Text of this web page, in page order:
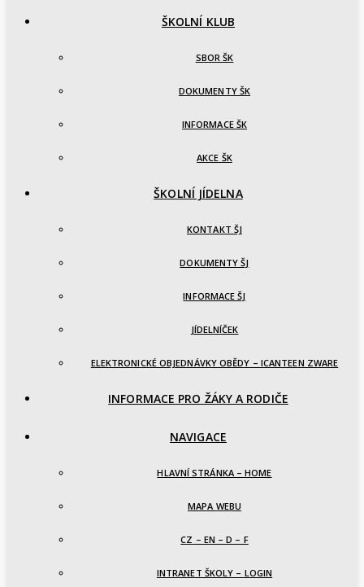
ŠKOLNÍ KLUB
SBOR ŠK
DOKUMENTY ŠK
INFORMACE ŠK
AKCE ŠK
ŠKOLNÍ JÍDELNA
KONTAKT ŠJ
DOKUMENTY ŠJ
INFORMACE ŠJ
JÍDELNÍČEK
ELEKTRONICKÉ OBJEDNÁVKY OBĚDY – ICANTEEN ZWARE
INFORMACE PRO ŽÁKY A RODIČE
NAVIGACE
HLAVNÍ STRÁNKA – HOME
MAPA WEBU
CZ – EN – D – F
INTRANET ŠKOLY – LOGIN